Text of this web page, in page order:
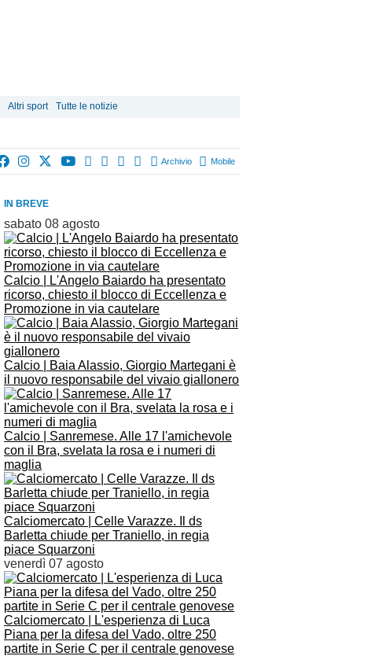
Altri sport
Tutte le notizie
Archivio Mobile
IN BREVE
sabato 08 agosto
Calcio | L'Angelo Baiardo ha presentato
ricorso, chiesto il blocco di Eccellenza e
Promozione in via cautelare
Calcio | Baia Alassio, Giorgio Martegani è
il nuovo responsabile del vivaio giallonero
Calcio | Sanremese. Alle 17 l'amichevole
con il Bra, svelata la rosa e i numeri di
maglia
Calciomercato | Celle Varazze. Il ds
Barletta chiude per Traniello, in regia
piace Squarzoni
venerdì 07 agosto
Calciomercato | L'esperienza di Luca
Piana per la difesa del Vado, oltre 250
partite in Serie C per il centrale genovese